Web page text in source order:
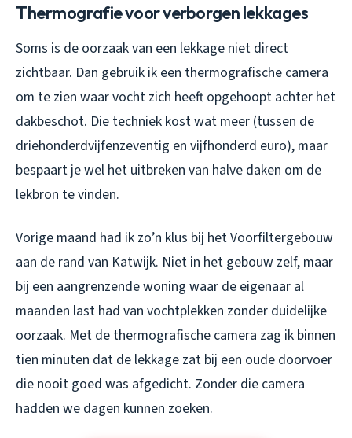
Thermografie voor verborgen lekkages
Soms is de oorzaak van een lekkage niet direct
zichtbaar. Dan gebruik ik een thermografische camera
om te zien waar vocht zich heeft opgehoopt achter het
dakbeschot. Die techniek kost wat meer (tussen de
driehonderdvijfenzeventig en vijfhonderd euro), maar
bespaart je wel het uitbreken van halve daken om de
lekbron te vinden.
Vorige maand had ik zo’n klus bij het Voorfiltergebouw
aan de rand van Katwijk. Niet in het gebouw zelf, maar
bij een aangrenzende woning waar de eigenaar al
maanden last had van vochtplekken zonder duidelijke
oorzaak. Met de thermografische camera zag ik binnen
tien minuten dat de lekkage zat bij een oude doorvoer
die nooit goed was afgedicht. Zonder die camera
hadden we dagen kunnen zoeken.